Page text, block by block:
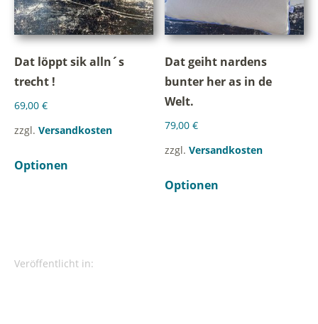
Dat löppt sik alln´s
trecht !
69,00 €
zzgl. Versandkosten
Optionen
Dat geiht nardens
bunter her as in de
Welt.
79,00€
zzgl.Versandkosten
Optionen
Veröffentlicht in: